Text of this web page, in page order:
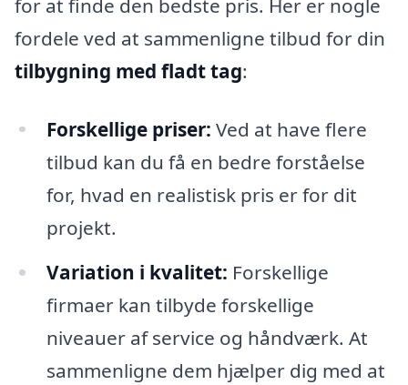
for at finde den bedste pris. Her er nogle
fordele ved at sammenligne tilbud for din
tilbygning med fladt tag:
Forskellige priser: Ved at have flere
tilbud kan du få en bedre forståelse
for, hvad en realistisk pris er for dit
projekt.
Variation i kvalitet: Forskellige
firmaer kan tilbyde forskellige
niveauer af service og håndværk. At
sammenligne dem hjælper dig med at